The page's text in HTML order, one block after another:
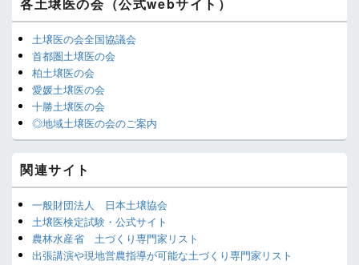
リ
ア
各土壌医の会（公式webサイト）
土壌医の会全国協議会
首都圏土壌医の会
柏土壌医の会
愛媛土壌医の会
十勝土壌医の会
◎地域土壌医の会のご案内
関連サイト
一般財団法人 日本土壌協会
土壌医検定試験・公式サイト
農林水産省 土づくり専門家リスト
出張講演や現地営農指導が可能な土づくり専門家リスト